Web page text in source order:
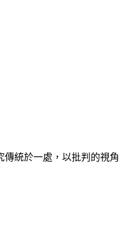
統於一處，以批判的視角